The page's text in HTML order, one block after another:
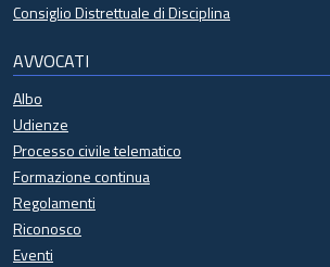
Consiglio Distrettuale di Disciplina
AVVOCATI
Albo
Udienze
Processo civile telematico
Formazione continua
Regolamenti
Riconosco
Eventi